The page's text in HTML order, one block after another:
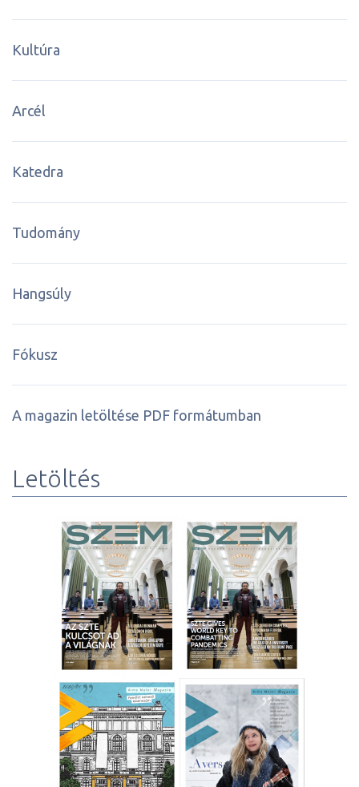
Kultúra
Arcél
Katedra
Tudomány
Hangsúly
Fókusz
A magazin letöltése PDF formátumban
Letöltés